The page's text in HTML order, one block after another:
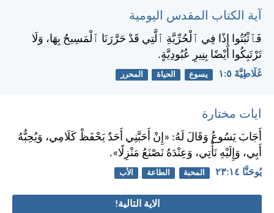
آية الكتاب المقدس اليومية
فَٱثْبُتُوا إِذًا فِي ٱلْحُرِّيَّةِ ٱلَّتِي قَدْ حَرَّرَنَا ٱلْمَسِيحُ بِهَا، وَلَا
تَرْتَبِكُوا أَيْضًا بِنِيرِ عُبُودِيَّةٍ.
غَلَاطِيَّةَ ٥:‏١ يسوع الحياة المحرر
ايات مختارة
أَجَابَ يَسُوعُ وَقَالَ لَهُ: «إِنْ أَحَبَّنِي أَحَدٌ يَحْفَظْ كَلَامِي، وَيُحِبُّهُ
أَبِي، وَإِلَيْهِ نَأْتِي، وَعِنْدَهُ نَصْنَعُ مَنْزِلًا».
يُوحَنَّا ١٤:‏٢٣ المحبة الطاعة الأب
الاية التالية!